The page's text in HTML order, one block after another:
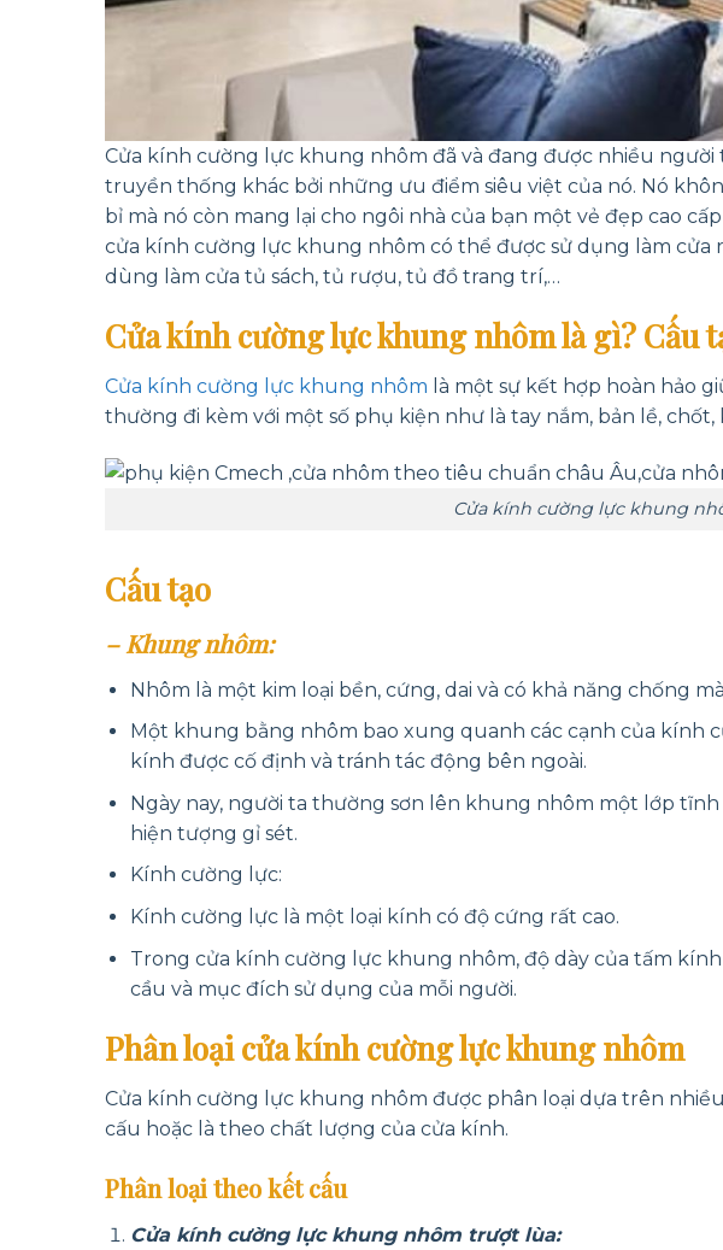
Cửa kính cường lực khung nhôm đã và đang được nhiều
truyền thống khác bởi những ưu điểm siêu việt của nó. Nó
bỉ mà nó còn mang lại cho ngôi nhà của bạn một vẻ đẹp cao
cửa kính cường lực khung nhôm có thể được sử dụng làm cửa
dùng làm cửa tủ sách, tủ rượu, tủ đồ trang trí,…
Cửa kính cường lực khung nhôm là gì? Cấu
Cửa kính cường lực khung nhôm là một sự kết hợp hoàn hảo
thường đi kèm với một số phụ kiện như là tay nắm, bản lề, chốt,
Cửa kính cường lực khung
Cấu tạo
– Khung nhôm:
Nhôm là một kim loại bền, cứng, dai và có khả năng chống
Một khung bằng nhôm bao xung quanh các cạnh của kính
kính được cố định và tránh tác động bên ngoài.
Ngày nay, người ta thường sơn lên khung nhôm một lớp
hiện tượng gỉ sét.
Kính cường lực:
Kính cường lực là một loại kính có độ cứng rất cao.
Trong cửa kính cường lực khung nhôm, độ dày của tấm
cầu và mục đích sử dụng của mỗi người.
Phân loại cửa kính cường lực khung nhôm
Cửa kính cường lực khung nhôm được phân loại dựa trên
cấu hoặc là theo chất lượng của cửa kính.
Phân loại theo kết cấu
Cửa kính cường lực khung nhôm trượt lùa: